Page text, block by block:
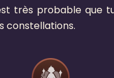
très probable que
constellations.